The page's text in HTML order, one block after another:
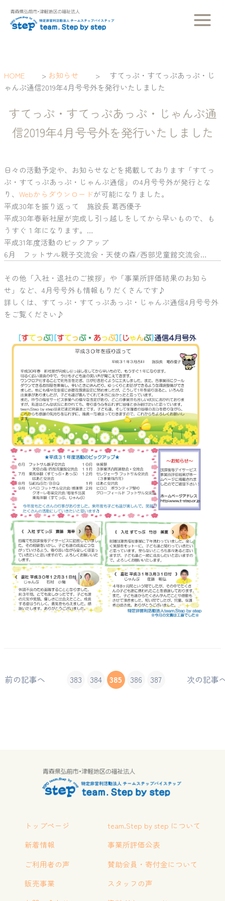
プHOME > お知らせ >
すてっぷ・すてっぷあっぷ・じ
ゃんぷ通信2019年4月号号外を発行いたしました
すてっぷ・すてっぷあっぷ・じゃんぷ通
信2019年4月号号外を発行いたしました
日々の活動予定や、お知らせなどを掲載しております「すてっ
ぷ・すてっぷあっぷ・じゃんぷ通信」の4月号号外が発行とな
り、 Webからダウンロードが可能になりました。
平成30年を振り返って 施設長 葛西優子
平成30年春新社屋が完成し引っ越しをしてから早いもので、も
うすぐ１年になります。…
平成31年度活動のピックアップ
6月 フットサル親子交流会・天使の森/西部児童館交流会…
その他「入社・退社のご挨拶」や「事業所評価結果のお知ら
せ」など、4月号号外も情報もりだくさんです♪
詳しくは、すてっぷ・すてっぷあっぷ・じゃんぷ通信4月号号外
をご覧ください♪
前の記事へ 383 384 385 386 387 次の記事
トップページ
新着情報
ご利用者の声
販売事業
team.Step by step について
事業所評価公表
賛助会員・寄付金について
スタッフの声